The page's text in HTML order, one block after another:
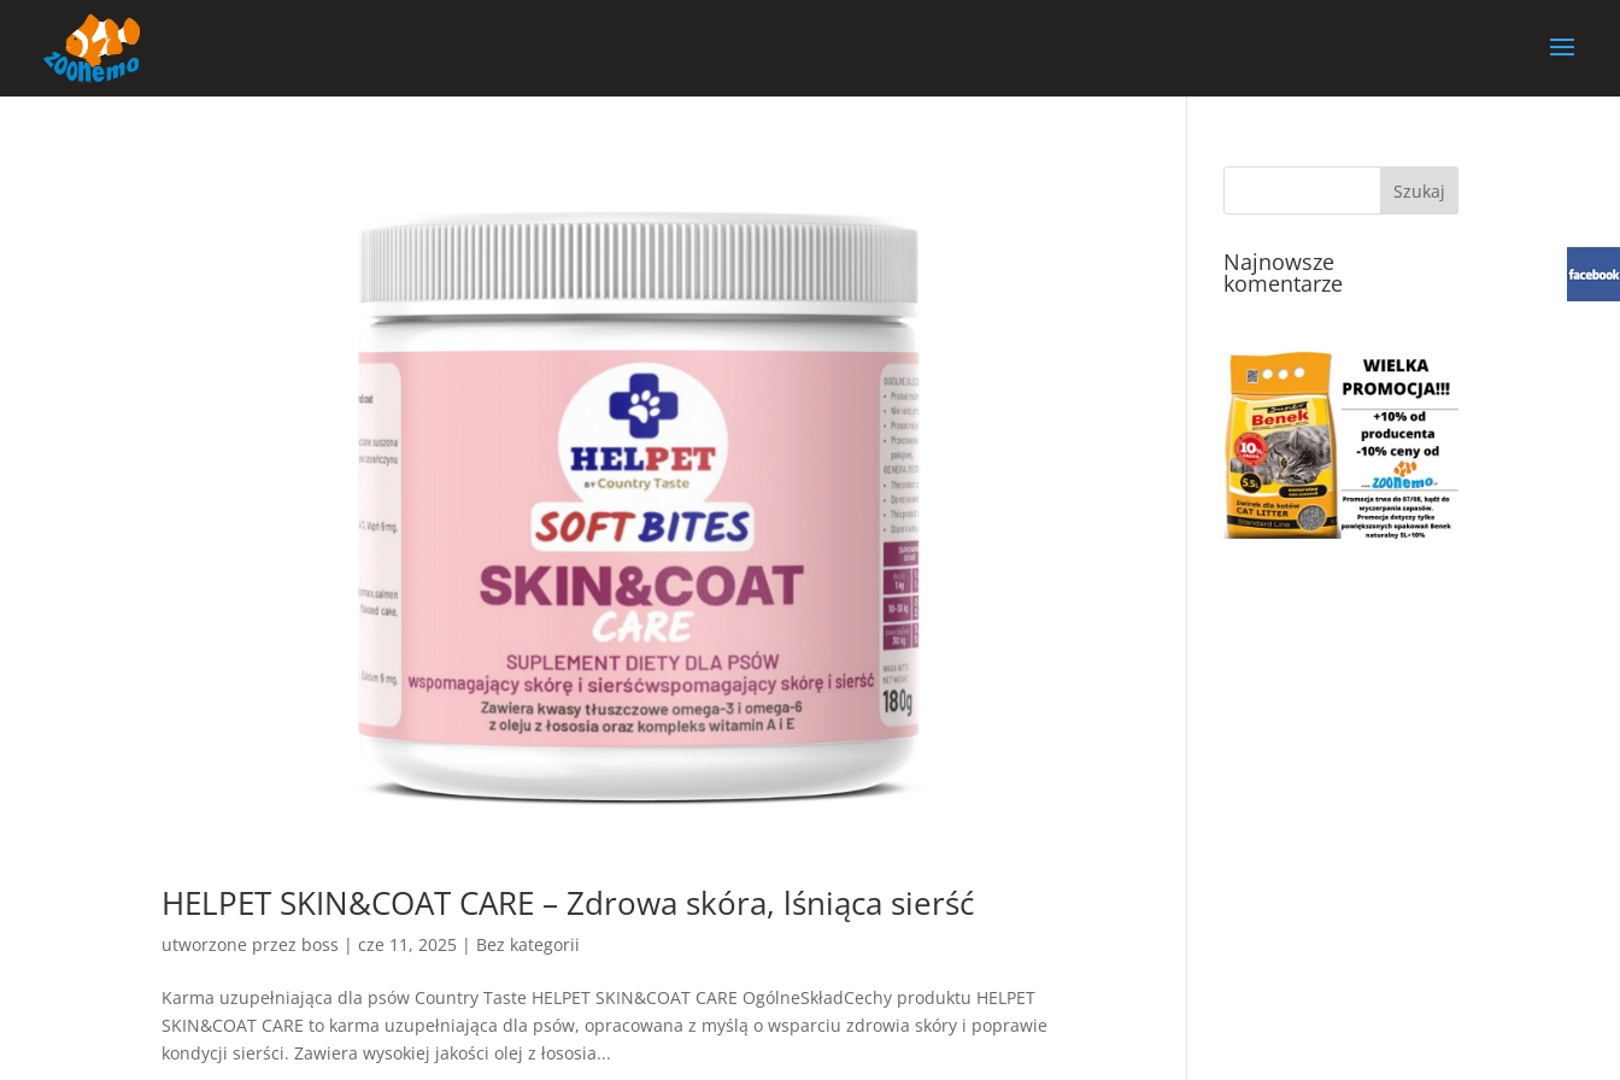
HELPET SKIN&COAT CARE – Zdrowa skóra, lśniąca sierść
utworzone przez boss |cze 11, 2025 | Bez kategorii
Karma uzupełniająca dla psów Country Taste HELPET SKIN&COAT CARE OgólneSkładCechy produktu HELPET
SKIN&COAT CARE to karma uzupełniająca dla psów, opracowana z myślą o wsparciu zdrowia skóry i poprawie
kondycji sierści. Zawiera wysokiej jakości olej z łososia...
Najnowsze
komentarze